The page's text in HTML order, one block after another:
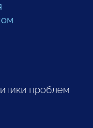
проблем